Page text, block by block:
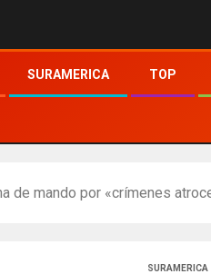
SURAMERICA TOP
de mando por «crímenes
SURAMERICA